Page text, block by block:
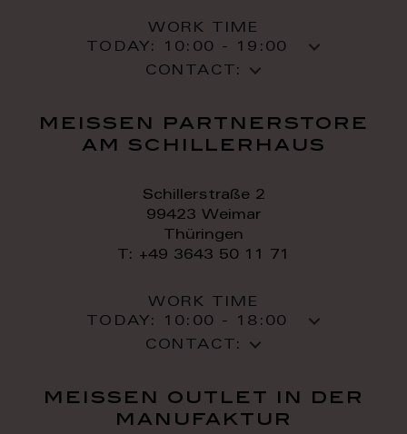
WORK TIME
TODAY:
10:00 - 19:00
CONTACT:
meissen partnerstore
am schillerhaus
Schillerstraße 2
99423 Weimar
Thüringen
T: +49 3643 50 11 71
WORK TIME
TODAY:
10:00 - 18:00
CONTACT:
meissen outlet in der
manufaktur